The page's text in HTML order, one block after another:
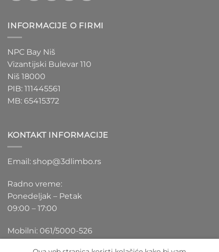
INFORMACIJE O FIRMI
NPC Bay Niš
Vizantijski Bulevar 110
Niš 18000
PIB: 111445561
MB: 65415372
KONTAKT INFORMACIJE
Email: shop@3dlimbo.rs
Radno vreme:
Ponedeljak – Petak
09:00 – 17:00
Mobilni: 061/5000-526